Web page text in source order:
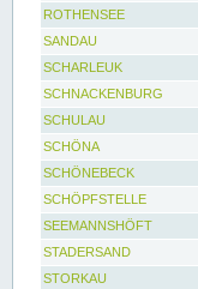
ROTHENSEE
SANDAU
SCHARLEUK
SCHNACKENBURG
SCHULAU
SCHÖNA
SCHÖNEBECK
SCHÖPFSTELLE
SEEMANNSHÖFT
STADERSAND
STORKAU